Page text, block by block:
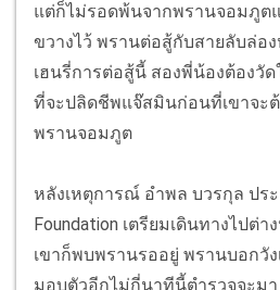
แต่ก็ไม่รอดพ้นจากพรานจอมภูต
ขวางไว้ พรานต่อสู้กับสายลับล่
เฮนรี่การต่อสู้นี้ สองพี่น้องต้องวัด
ที่จะปลิดชีพแจ๊สมินก่อนที่เขาจะต้
พรานจอมภูต
หลังเหตุการณ์ อำพล บวรกุล ประ
Foundation เตรียมเดินทางไปต่
เขาก็พบพรานรออยู่ พรานบอกวัง
มอบตัวอีกไม่กี่นาทีนี้ตำรวจจะม